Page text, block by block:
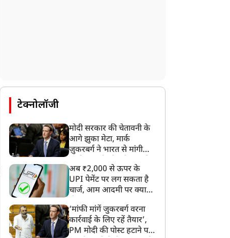
टेक्नोलॉजी
मोदी सरकार की चेतावनी के
आगे झुका मेटा, मार्क
ज़ुकरबर्ग ने भारत से मांगी
अब ₹2,000 से ऊपर के
UPI पेमेंट पर लग सकता है
चार्ज, आम आदमी पर क्या
‘मांफी मांगें जुकरबर्ग वरना
कार्रवाई के लिए रहें तैयार’,
PM मोदी की पोस्ट हटाने पर